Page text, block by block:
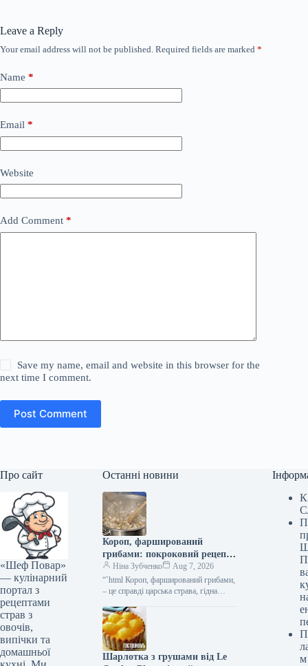
Leave a Reply
Your email address will not be published. Required fields are marked *
Name *
Email *
Website
Add Comment *
Save my name, email and website in this browser for the
next time I comment.
Post Comment
Про сайт
«Шеф Повар»
— кулінарний
портал з
рецептами
страв з
овочів,
випічки та
домашньої
Останні новини
Короп, фарширований
грибами: покроковий рецепт
із фото
Ніна Зубченко
Aug 7, 2026
“`html Короп, фарширований грибами,
– це справді царська страва, гідна
має щільне, але ніжне м’ясо з…
Шарлотка з грушами від Le
м